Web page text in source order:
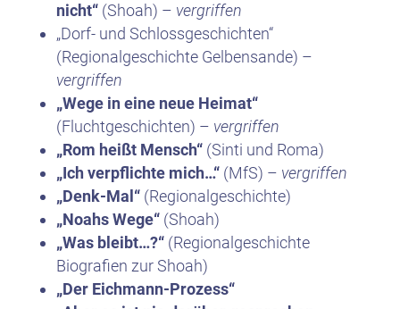
nicht“(Shoah) – vergriffen
„Dorf- und Schlossgeschichten“
(Regionalgeschichte Gelbensande) –
vergriffen
„Wege in eine neue Heimat“
(Fluchtgeschichten) – vergriffen
„Rom heißt Mensch“(Sinti und Roma)
„Ich verpflichte mich…“(MfS) – vergriffen
„Denk-Mal“(Regionalgeschichte)
„Noahs Wege“(Shoah)
„Was bleibt…?“(Regionalgeschichte
Biografien zur Shoah)
„Der Eichmann-Prozess“